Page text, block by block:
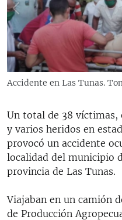
RADIO MARTÍ
ESPECIALES
ESPECIALES
LA REALIDAD DE LA
KENTU-CUBANO
LOS SANTOS DE HIALEAH
DESINFORMACIÓN RUSA
MULTIMEDIA
EDITORIALES
Accidente en Las Tunas.
Un total de 38
y varios heridos en
provocó un accidente
localidad del municipio
provincia de Las Tunas.
Viajaban en un camión
de Producción